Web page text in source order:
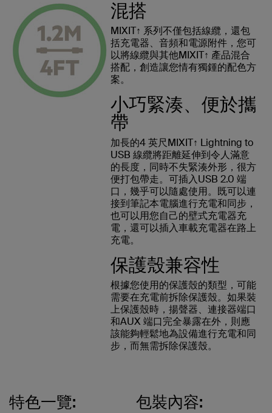
混搭
MIXIT↑ 系列不僅包括線纜，還包
括充電器、音頻和電源附件，您可
以將線纜與其他MIXIT↑ 產品混合
搭配，創造讓您情有獨鍾的配色方
案。
小巧緊湊、便於攜
帶
加長的4 英尺MIXIT↑ Lightning to
USB 線纜將距離延伸到令人滿意
的長度，同時不失緊湊外形，很方
便打包帶走。可插入USB 2.0 端
口，幾乎可以隨處使用。既可以連
接到筆記本電腦進行充電和同步，
也可以用您自己的壁式充電器充
電，還可以插入車載充電器在路上
充電。
保護殼兼容性
根據您使用的保護殼的類型，可能
需要在充電前拆除保護殼。如果裝
上保護殼時，揚聲器、連接器端口
和AUX 端口完全暴露在外，則應
該能夠輕鬆地為設備進行充電和同
步，而無需拆除保護殼。
特色一覽: 包裝內容: